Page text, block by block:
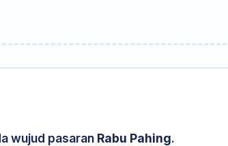
wujud pasaran Rabu Pahing.